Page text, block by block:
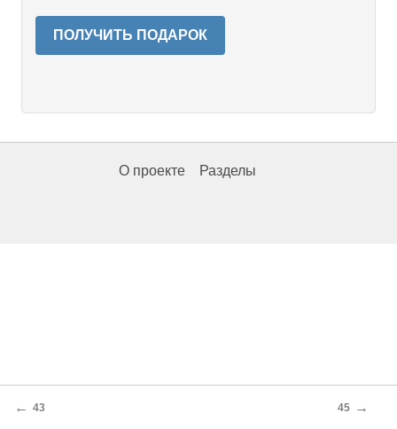
ПОЛУЧИТЬ ПОДАРОК
О проекте Разделы
← 43 45 →